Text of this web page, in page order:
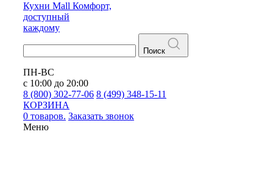
Кухни Mall Комфорт,
доступный
каждому
Поиск
ПН-ВС
с 10:00 до 20:00
8 (800) 302-77-06 8 (499) 348-15-11
КОРЗИНА
0 товаров. Заказать звонок
Меню